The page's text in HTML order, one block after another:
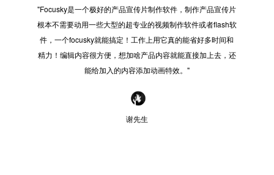
"Focusky是一个极好的产品宣传片制作软件，制作产品宣传片
根本不需要动用一些大型的超专业的视频制作软件或者flash软
件，一个focusky就能搞定！工作上用它真的能省好多时间和
精力！编辑内容很方便，想加啥产品内容就能直接加上去，还
能给加入的内容添加动画特效。"
谢先生